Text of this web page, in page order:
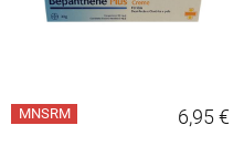
MNSRM 6,95 €